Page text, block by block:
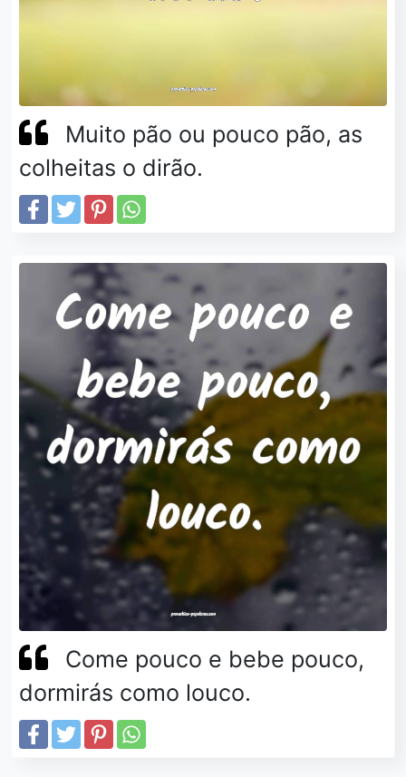
Muito pão ou pouco pão, as
colheitas o dirão.
Come pouco e bebe pouco,
dormirás como louco.